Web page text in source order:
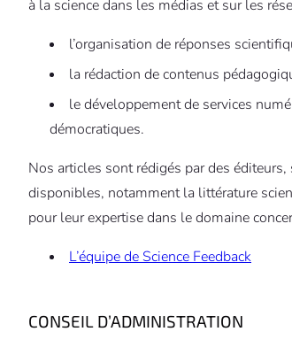
à la science dans les médias et sur les
l’organisation de réponses
la rédaction de contenus
le développement de services
démocratiques.
Nos articles sont rédigés par des
disponibles, notamment la littérature
pour leur expertise dans le domaine
L’équipe de Science Feedback
CONSEIL D’ADMINISTRATION